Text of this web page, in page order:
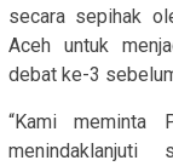
secara sepihak
Aceh untuk
debat ke-3
“Kami meminta
menindaklanjuti